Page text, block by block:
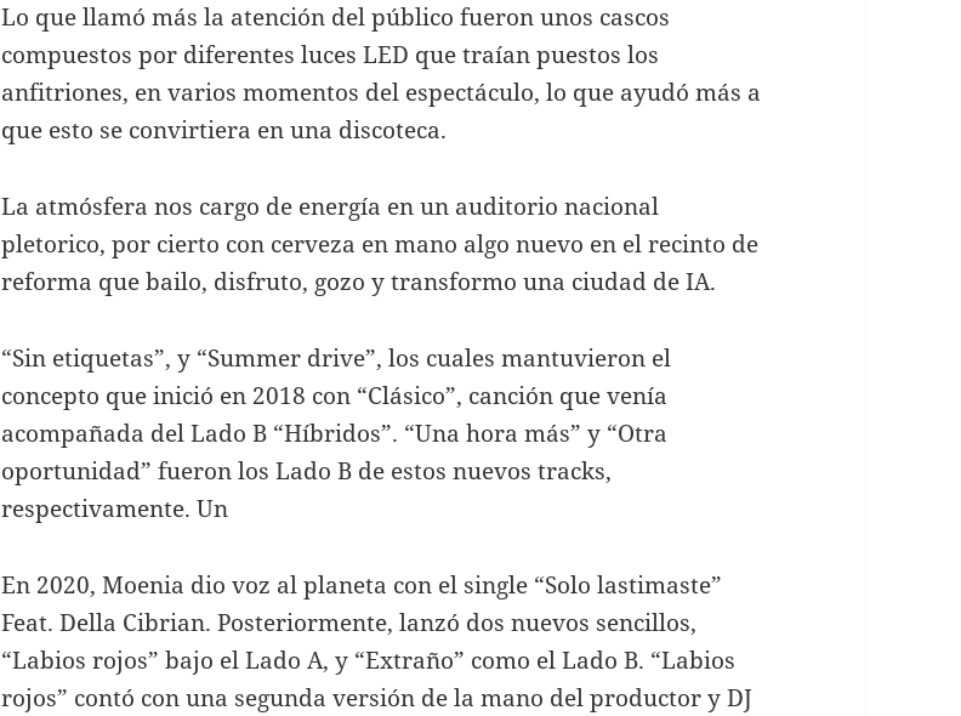
Lo que llamó más la atención del público fueron unos cascos
compuestos por diferentes luces LED que traían puestos los
anfitriones, en varios momentos del espectáculo, lo que ayudó más a
que esto se convirtiera en una discoteca.
La atmósfera nos cargo de energía en un auditorio nacional
pletorico, por cierto con cerveza en mano algo nuevo en el recinto de
reforma que bailo, disfruto, gozo y transformo una ciudad de IA.
“Sin etiquetas”, y “Summer drive”, los cuales mantuvieron el
concepto que inició en 2018 con “Clásico”, canción que venía
acompañada del Lado B “Híbridos”. “Una hora más” y “Otra
oportunidad” fueron los Lado B de estos nuevos tracks,
respectivamente. Un
En 2020, Moenia dio voz al planeta con el single “Solo lastimaste”
Feat. Della Cibrian. Posteriormente, lanzó dos nuevos sencillos,
“Labios rojos” bajo el Lado A, y “Extraño” como el Lado B. “Labios
rojos” contó con una segunda versión de la mano del productor y DJ